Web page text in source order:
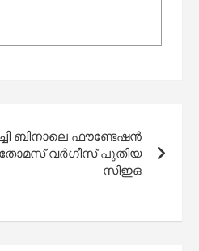
ബിനാലെ ഫൗണ്ടേഷന്‍
തോമസ് വര്‍ഗീസ് പുതിയ
സിഇഒ